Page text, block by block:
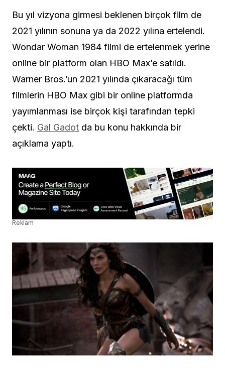
Bu yıl vizyona girmesi beklenen birçok film de
2021 yılının sonuna ya da 2022 yılına ertelendi.
Wondar Woman 1984 filmi de ertelenmek yerine
online bir platform olan HBO Max’e satıldı.
Warner Bros.’un 2021 yılında çıkaracağı tüm
filmlerin HBO Max gibi bir online platformda
yayımlanması ise birçok kişi tarafından tepki
çekti. Gal Gadot da bu konu hakkında bir
açıklama yaptı.
Reklam